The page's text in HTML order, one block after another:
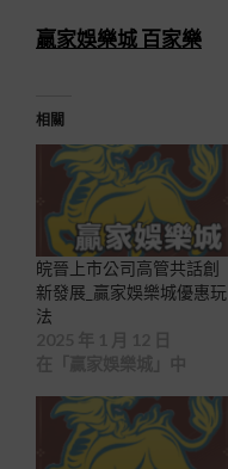
贏家娛樂城 百家樂
相關
皖晉上市公司高管共話創
新發展_贏家娛樂城優惠玩
法